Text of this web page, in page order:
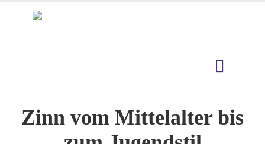
Zinn vom Mittelalter bis